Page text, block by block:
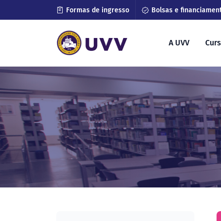
Formas de ingresso Bolsas e
A UVV